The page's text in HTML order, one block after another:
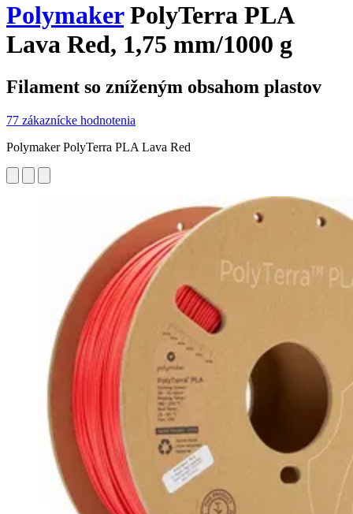
PolymakerPolyTerra PLA
Lava Red, 1,75 mm/1000 g
Filament so zníženým obsahom plastov
77 zákaznícke hodnotenia
Polymaker PolyTerra PLA Lava Red